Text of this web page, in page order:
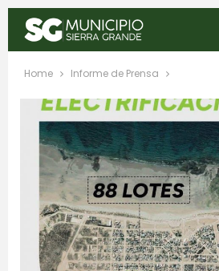
Home Informe de Prensa